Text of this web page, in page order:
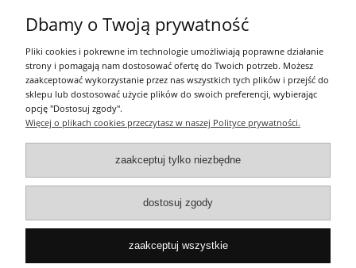
Dostawa
O firmie
pokaż pełną wersję strony
Dbamy o Twoją prywatność
Pliki cookies i pokrewne im technologie umożliwiają poprawne działanie
strony i pomagają nam dostosować ofertę do Twoich potrzeb. Możesz
zaakceptować wykorzystanie przez nas wszystkich tych plików i przejść do
sklepu lub dostosować użycie plików do swoich preferencji, wybierając
opcję "Dostosuj zgody".
Więcej o plikach cookies przeczytasz w naszej Polityce prywatności.
zaakceptuj tylko niezbędne
dostosuj zgody
zaakceptuj wszystkie